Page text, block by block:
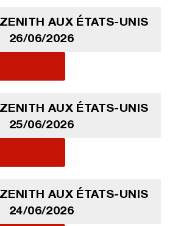
AUX ÉTATS-UNIS
26/06/2026
AUX ÉTATS-UNIS
25/06/2026
AUX ÉTATS-UNIS
24/06/2026